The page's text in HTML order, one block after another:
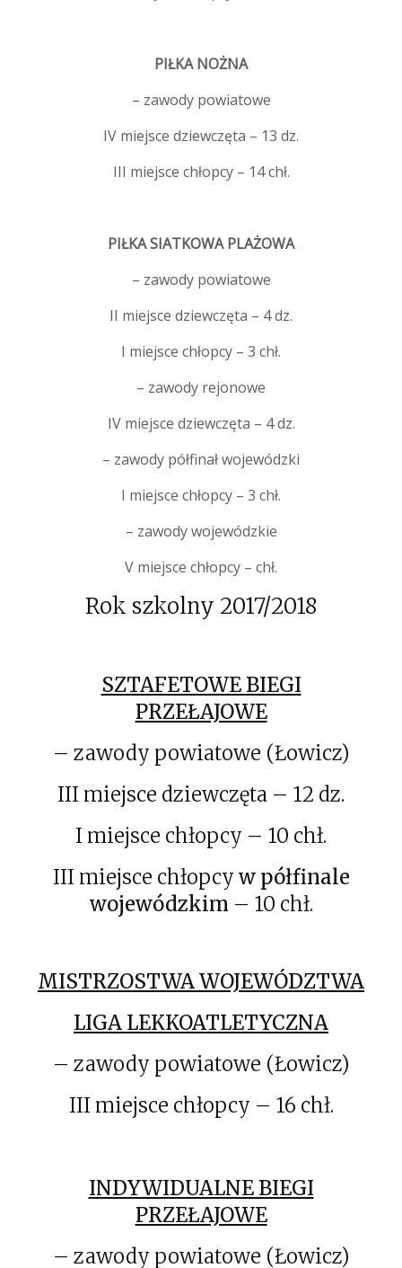
PIŁKA NOŻNA
– zawody powiatowe
IV miejsce dziewczęta – 13 dz.
III miejsce chłopcy – 14 chł.
PIŁKA SIATKOWA PLAŻOWA
– zawody powiatowe
II miejsce dziewczęta – 4 dz.
I miejsce chłopcy – 3 chł.
– zawody rejonowe
IV miejsce dziewczęta – 4 dz.
– zawody półfinał wojewódzki
I miejsce chłopcy – 3 chł.
– zawody wojewódzkie
V miejsce chłopcy – chł.
Rok szkolny 2017/2018
SZTAFETOWE BIEGI
PRZEŁAJOWE
– zawody powiatowe (Łowicz)
III miejsce dziewczęta – 12 dz.
I miejsce chłopcy – 10 chł.
III miejsce chłopcy w półfinale
wojewódzkim – 10 chł.
MISTRZOSTWA WOJEWÓDZTWA
LIGA LEKKOATLETYCZNA
– zawody powiatowe (Łowicz)
III miejsce chłopcy – 16 chł.
INDYWIDUALNE BIEGI
PRZEŁAJOWE
– zawody powiatowe (Łowicz)